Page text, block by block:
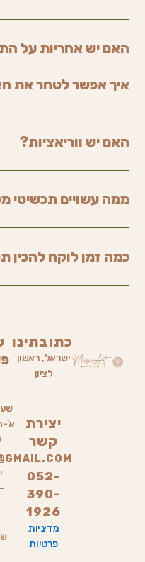
האם יש אחריות על
איך אפשר לטהר את
האם יש ווריאציות?
ממה עשויים תכשיטי
כמה זמן לוקח להכין
כתובתינו
ישראל, ראשון
לציון
יצירת
קשר
052-
390-
1926
מדיניות
פרטיות